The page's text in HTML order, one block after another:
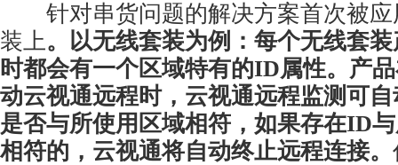
针对串货问题的解决方案首次被应
装上。以无线套装为例：每个无线套
时都会有一个区域特有的ID属性。产
动云视通远程时，云视通远程监测可
是否与所使用区域相符，如果存在ID
相符的，云视通将自动终止远程连接。